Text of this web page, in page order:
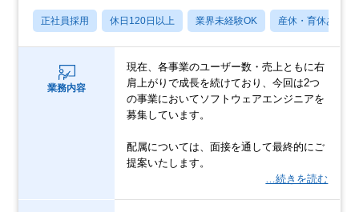
正社員採用 休日120日以上 業界未経験OK 産休・育休あり
業務内容
現在、各事業のユーザー数・売上ともに右
肩上がりで成長を続けており、今回は2つ
の事業においてソフトウェアエンジニアを
募集しています。
配属については、面接を通して最終的にご
提案いたします。
…続きを読む